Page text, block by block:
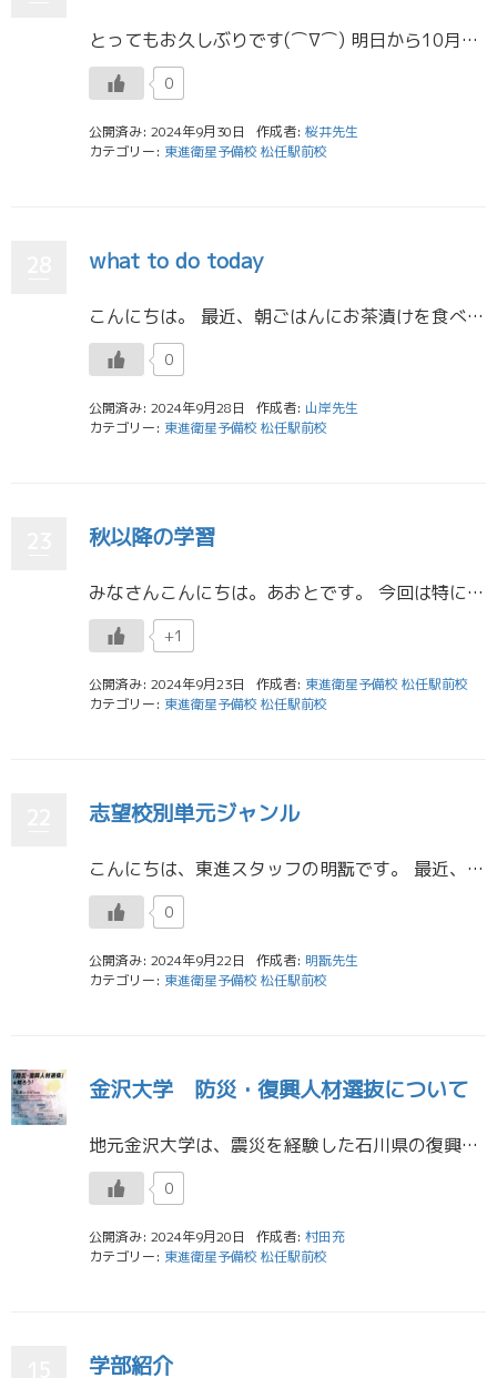
とってもお久しぶりです(⌒∇⌒) 明日から10月ですね。 この時期は１年生が数ⅡBを始めたり、2年生が数Ⅲを始めたり、3年生の質問が過去問になったりと質問の難易度が上がるので、生徒のみなさんが質問を持ってくるたびに実はド […]
0
公開済み: 2024年9月30日 作成者: 桜井先生
カテゴリー: 東進衛星予備校 松任駅前校
what to do today
こんにちは。 最近、朝ごはんにお茶漬けを食べることにはまっている山岸です。この間までは卵かけご飯でした。昔はパンも好きでよく食べていたんですけど、小麦は体によくないと思うようになりました。ちなみに、医学的には大腸がんのリ […]
0
公開済み: 2024年9月28日 作成者: 山岸先生
カテゴリー: 東進衛星予備校 松任駅前校
秋以降の学習
みなさんこんにちは。あおとです。 今回は特に高３生に向けたお話です。 最近は半袖だと寒く感じる日も増えて来ていよいよ秋になってきましたね。高３生は共テ・二次過去問に単元ジャンル別演習、模試・・・と、やることが多すぎて手が […]
+1
公開済み: 2024年9月23日 作成者: 東進衛星予備校 松任駅前校
カテゴリー: 東進衛星予備校 松任駅前校
志望校別単元ジャンル
こんにちは、東進スタッフの明翫です。 最近、単元ジャンルに取り組む高３生が多くなってきて、１日に提出される答案の枚数も増えてきました！ 単元ジャンルは、今までに自分が取り組んだ東進での学習履歴から、ＡＩが克服すべきだと判 […]
0
公開済み: 2024年9月22日 作成者: 明翫先生
カテゴリー: 東進衛星予備校 松任駅前校
金沢大学 防災・復興人材選抜について
地元金沢大学は、震災を経験した石川県の復興に関わる人材を支援・育成したい思いから、今年の受験に「防災・復興人材選抜」を導入します。まだ告知されて一般には大きく知られていないものの、大学側としては震災を経験した人、震災の復 […]
0
公開済み: 2024年9月20日 作成者: 村田充
カテゴリー: 東進衛星予備校 松任駅前校
学部紹介